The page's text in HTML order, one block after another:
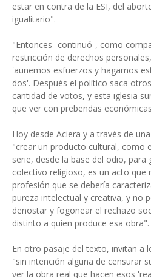
estar en contra de la ESI, del
igualitario".
"Entonces -continuó-, como
restricción de derechos
'aunemos esfuerzos y hagamos
dos'. Después el político saca
cantidad de votos, y esta iglesia
que ver con prebendas
Hoy desde Aciera y a través de
"crear un producto cultural, como
serie, desde la base del odio, para
colectivo religioso, es un acto que
profesión que se debería
pureza intelectual y creativa, y no
denostar y fogonear el rechazo
distinto a quien produce esa obra".
En otro pasaje del texto, invitan a
"sin intención alguna de censurar
ver la obra real que hacen esos